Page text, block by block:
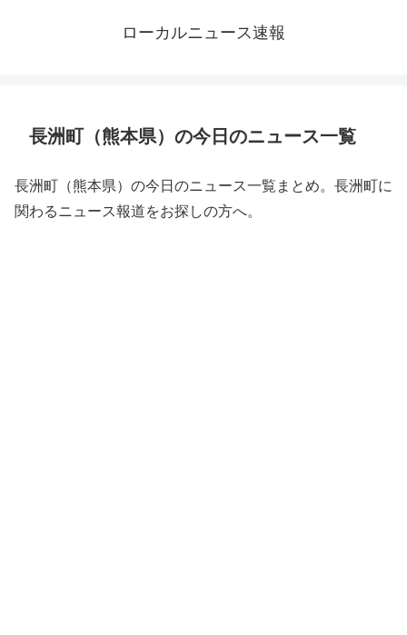
ローカルニュース速報
長洲町（熊本県）の今日のニュース一覧
長洲町（熊本県）の今日のニュース一覧まとめ。長洲町に
関わるニュース報道をお探しの方へ。